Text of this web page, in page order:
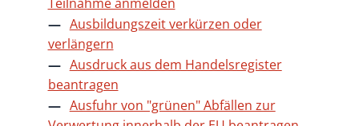
Ausbildungszeit verkürzen oder
verlängern
Ausdruck aus dem Handelsregister
beantragen
Ausfuhr von "grünen" Abfällen zur